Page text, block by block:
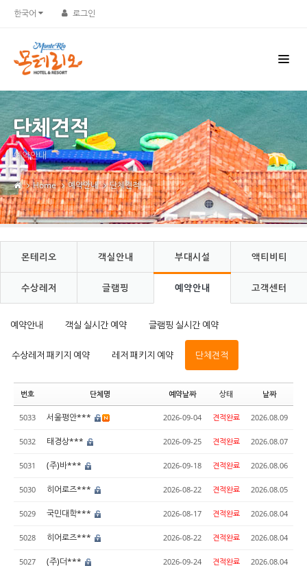
한국어 로그인
단체견적
예약안내
Home 예약안내 단체견적
몬테리오 객실안내 부대시설 액티비티
수상레저 글램핑 예약안내 고객센터
예약안내 객실 실시간 예약 글램핑 실시간 예약
수상레저 패키지 예약 레저 패키지 예약 단체견적
번호 단체명 예약날짜 상태 날짜
5033 서울평안*** 2026-09-04 견적완료 2026.08.09
5032 태경상*** 2026-09-25 견적완료 2026.08.07
5031 (주)바*** 2026-09-18 견적완료 2026.08.06
5030 히어로즈*** 2026-08-22 견적완료 2026.08.05
5029 국민대학*** 2026-08-17 견적완료 2026.08.04
5028 히어로즈*** 2026-08-22 견적완료 2026.08.04
5027 (주)더*** 2026-09-24 견적완료 2026.08.04
Sketchbook5, 스케치북5